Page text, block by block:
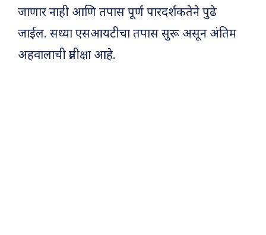
जाणार नाही आणि तपास पूर्ण पारदर्शकतेने पुढे
जाईल. सध्या एसआयटीचा तपास सुरू असून अंतिम
अहवालाची प्रतीक्षा आहे.